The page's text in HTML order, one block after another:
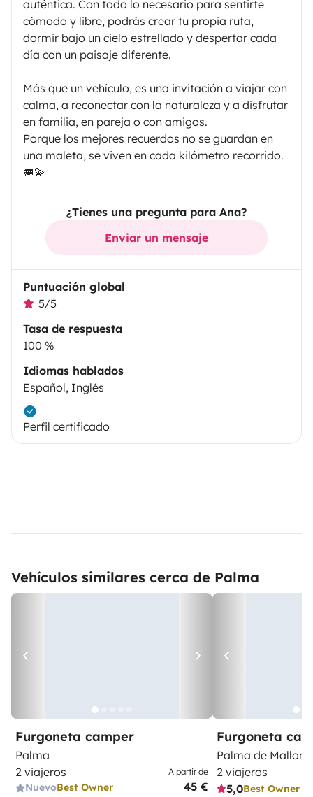
auténtica. Con todo lo necesario para sentirte
cómodo y libre, podrás crear tu propia ruta,
dormir bajo un cielo estrellado y despertar cada
día con un paisaje diferente.
Más que un vehículo, es una invitación a viajar con
calma, a reconectar con la naturaleza y a disfrutar
en familia, en pareja o con amigos.
Porque los mejores recuerdos no se guardan en
una maleta, se viven en cada kilómetro recorrido.
🚐💫
¿Tienes una pregunta para Ana?
Enviar un mensaje
Puntuación global
5/5
Tasa de respuesta
100 %
Idiomas hablados
Español, Inglés
Perfil certificado
Vehículos similares cerca de Palma
Furgoneta camper
Palma
2 viajeros
NuevoBest Owner
A partir de
45 €
Furgoneta
Palma de
2 viajeros
5,0Best Owner